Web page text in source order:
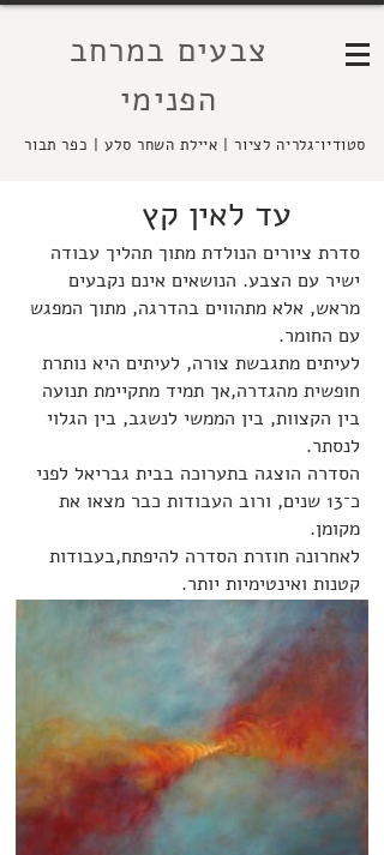
צבעים במרחב
הפנימי
סטודיו־גלריה לציור | איילת השחר סלע | כפר תבור
עד לאין קץ
סדרת ציורים הנולדת מתוך תהליך עבודה
ישיר עם הצבע. הנושאים אינם נקבעים
מראש, אלא מתהווים בהדרגה, מתוך המפגש
עם החומר.
לעיתים מתגבשת צורה, לעיתים היא נותרת
חופשית מהגדרה,אך תמיד מתקיימת תנועה
בין הקצוות, בין הממשי לנשגב, בין הגלוי
לנסתר.
הסדרה הוצגה בתערוכה בבית גבריאל לפני
כ־13 שנים, ורוב העבודות כבר מצאו את
מקומן.
לאחרונה חוזרת הסדרה להיפתח,בעבודות
קטנות ואינטימיות יותר.